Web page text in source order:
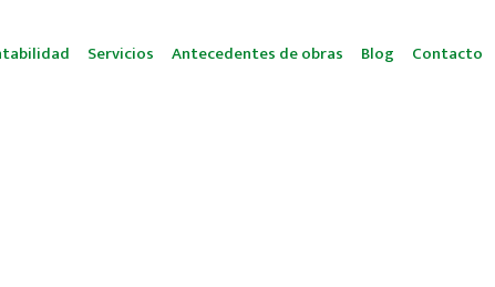
Servicios Antecedentes de obras Blog Contacto